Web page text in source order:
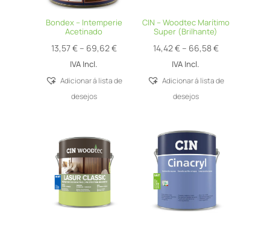
Bondex – Intemperie
Acetinado
13,57€ – 69,62€Price
13,57 €
IVA Incl.
Adicionar á lista de
desejos
CIN – Woodtec Marítimo
Super (Brilhante)
14,42€ – 66,58€Price
14,42 €
IVA Incl.
Adicionar á lista de
desejos